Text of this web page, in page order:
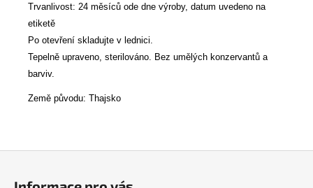
Trvanlivost: 24 měsíců ode dne výroby, datum uvedeno na
etiketě
Po otevření skladujte v lednici.
Tepelně upraveno, sterilováno. Bez umělých konzervantů a
barviv.
Země původu: Thajsko